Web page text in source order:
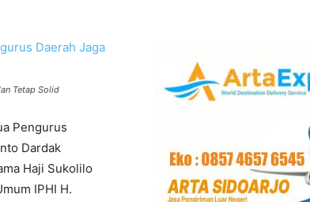
Tetap Solid
Pengurus
Dardak
Haji Sukolilo
IPHI H.